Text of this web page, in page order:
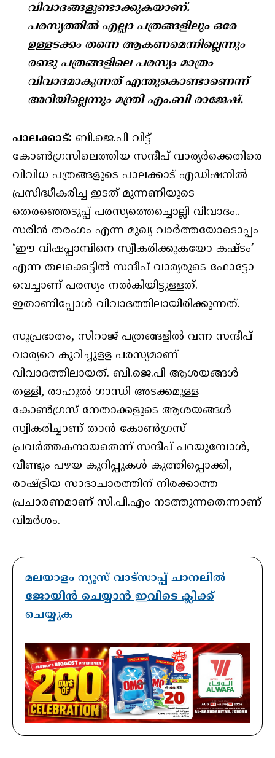
വിവാദങ്ങളുണ്ടാക്കുകയാണ്.
പരസ്യത്തിൽ എല്ലാ പത്രങ്ങളിലും ഒരേ
ഉള്ളടക്കം തന്നെ ആകണമെന്നില്ലെന്നും
രണ്ടു പത്രങ്ങളിലെ പരസ്യം മാത്രം
വിവാദമാകുന്നത് എന്തുകൊണ്ടാണെന്ന്
അറിയില്ലെന്നും മന്ത്രി എം.ബി രാജേഷ്.
പാലക്കാട്: ബി.ജെ.പി വിട്ട്
കോൺഗ്രസിലെത്തിയ സന്ദീപ് വാര്യർക്കെതിരെ
വിവിധ പത്രങ്ങളുടെ പാലക്കാട് എഡിഷനിൽ
പ്രസിദ്ധീകരിച്ച ഇടത് മുന്നണിയുടെ
തെരഞ്ഞെടുപ്പ് പരസ്യത്തെച്ചൊല്ലി വിവാദം..
സരിൻ തരംഗം എന്ന മുഖ്യ വാർത്തയോടൊപ്പം
‘ഈ വിഷപ്പാമ്പിനെ സ്വീകരിക്കുകയോ കഷ്ടം’
എന്ന തലക്കെട്ടിൽ സന്ദീപ് വാര്യരുടെ ഫോട്ടോ
വെച്ചാണ് പരസ്യം നൽകിയിട്ടുള്ളത്.
ഇതാണിപ്പോൾ വിവാദത്തിലായിരിക്കുന്നത്.
സുപ്രഭാതം, സിറാജ് പത്രങ്ങളിൽ വന്ന സന്ദീപ്
വാര്യറെ കുറിച്ചുളള പരസ്യമാണ്
വിവാദത്തിലായത്. ബി.ജെ.പി ആശയങ്ങൾ
തള്ളി, രാഹുൽ ഗാന്ധി അടക്കമുള്ള
കോൺഗ്രസ് നേതാക്കളുടെ ആശയങ്ങൾ
സ്വീകരിച്ചാണ് താൻ കോൺഗ്രസ്
പ്രവർത്തകനായതെന്ന് സന്ദീപ് പറയുമ്പോൾ,
വീണ്ടും പഴയ കുറിപ്പുകൾ കുത്തിപ്പൊക്കി,
രാഷ്ട്രീയ സാദാചാരത്തിന് നിരക്കാത്ത
പ്രചാരണമാണ് സി.പി.എം നടത്തുന്നതെന്നാണ്
വിമർശം.
മലയാളം ന്യൂസ് വാട്സാപ്പ് ചാനലിൽ
ജോയിൻ ചെയ്യാൻ ഇവിടെ ക്ലിക്ക്
ചെയ്യുക